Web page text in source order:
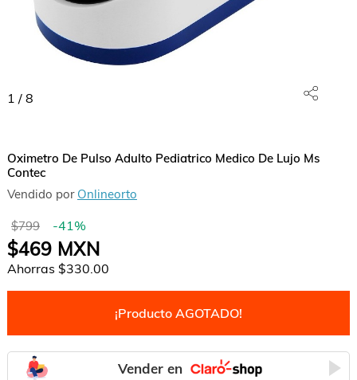
1 / 8
Oximetro De Pulso Adulto Pediatrico Medico De Lujo Ms
Contec
Vendido por Onlineorto
$799 -41%
$469MXN
Ahorras $330.00
¡Producto AGOTADO!
Vender en